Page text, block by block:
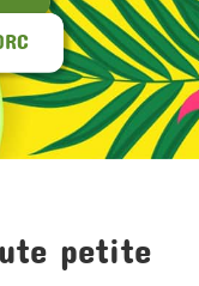
petite